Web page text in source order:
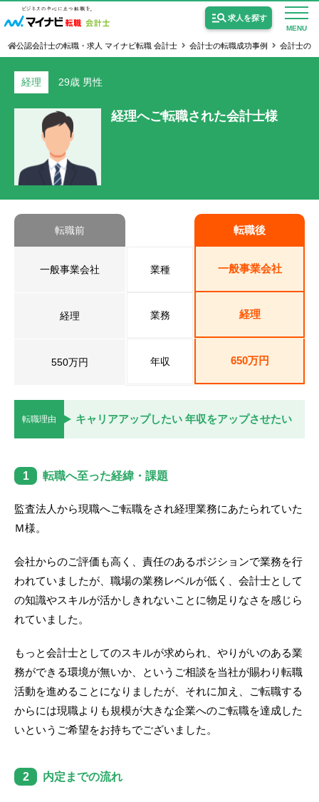
MENU
求人を探す
USCPA（米国公認会計士）の求人
女性会計士の転職
ご利用ガイド
非公開求人とは？
サービス紹介
求人情報
公認会計士の転職・求人 マイナビ転職 会計士 会計士の転職成功事例 会計士の
経理 29歳 男性
経理へご転職された会計士様
転職前 転職後
一般事業会社 業種 一般事業会社
経理 業務 経理
550万円 年収 650万円
転職理由 キャリアアップしたい 年収をアップさせたい
1 転職へ至った経緯・課題
監査法人から現職へご転職をされ経理業務にあたられていた
Ｍ様。
会社からのご評価も高く、責任のあるポジションで業務を行
われていましたが、職場の業務レベルが低く、会計士として
の知識やスキルが活かしきれないことに物足りなさを感じら
れていました。
もっと会計士としてのスキルが求められ、やりがいのある業
務ができる環境が無いか、というご相談を当社が賜わり転職
活動を進めることになりましたが、それに加え、ご転職する
からには現職よりも規模が大きな企業へのご転職を達成した
いというご希望をお持ちでございました。
2 内定までの流れ